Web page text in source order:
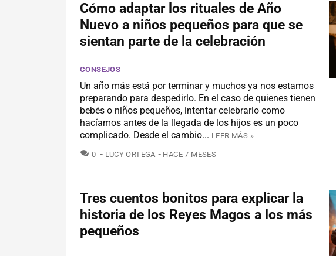
Cómo adaptar los rituales de Año
Nuevo a niños pequeños para que se
sientan parte de la celebración
CONSEJOS
Un año más está por terminar y muchos ya nos estamos
preparando para despedirlo. En el caso de quienes tienen
bebés o niños pequeños, intentar celebrarlo como
hacíamos antes de la llegada de los hijos es un poco
complicado. Desde el cambio... LEER MÁS »
0 COMENTARIOS
LUCY ORTEGA HACE 7 MESES
Tres cuentos bonitos para explicar la
historia de los Reyes Magos a los más
pequeños